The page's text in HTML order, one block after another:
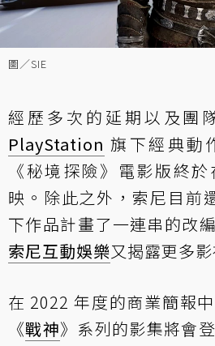
圖／SIE
經歷多次的延期以及團
PlayStation 旗下經典動
《秘境探險》電影版終
映。除此之外，索尼目前
下作品計畫了一連串的改
索尼互動娛樂又揭露更多
在 2022 年度的商業簡報
《戰神》系列的影集將會